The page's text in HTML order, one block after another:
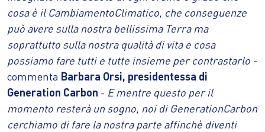
cosa è il CambiamentoClimatico, che conseguenze
può avere sulla nostra bellissima Terra ma
soprattutto sulla nostra qualità di vita e cosa
possiamo fare tutti e tutte insieme per contrastarlo -
commenta Barbara Orsi, presidentessa di
Generation Carbon - E mentre questo per il
momento resterà un sogno, noi di GenerationCarbon
cerchiamo di fare la nostra parte affinchè diventi